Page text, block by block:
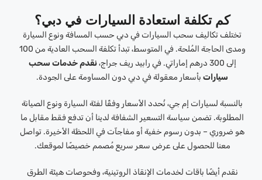
كم تكلفة استعادة السيارات في دبي؟
تختلف تكاليف سحب السيارات في دبي حسب المسافة ونوع السيارة
ومدى الحاجة المُلحة. في المتوسط، تبدأ تكلفة السحب العادية من 100
إلى 300 درهم إماراتي. في رابيد ريف جراج،
نقدم خدمات سحب
سيارات بأسعار معقولة في دبي دون المساومة على الجودة.
بالنسبة لسيارات إم جي، نُحدد الأسعار وفقًا لفئة السيارة ونوع الصيانة
المطلوبة. تضمن سياسة التسعير الشفافة لدينا أن تدفع فقط مقابل ما
هو ضروري – بدون رسوم خفية أو مفاجآت في اللحظة الأخيرة. تواصل
معنا للحصول على عرض سعر سريع مُصمم خصيصًا لموقعك.
نقدم أيضًا باقات لخدمات الإنقاذ الروتينية، وفحوصات هيئة الطرق